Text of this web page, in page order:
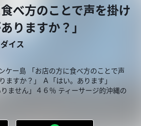
食べ方のことで声を掛け
りますか？」
イス
ケー島 「お店の方に食べ方のことで声
ますか？」 Ａ「はい。あります」
ません」４６％ ティーサージ的沖縄の